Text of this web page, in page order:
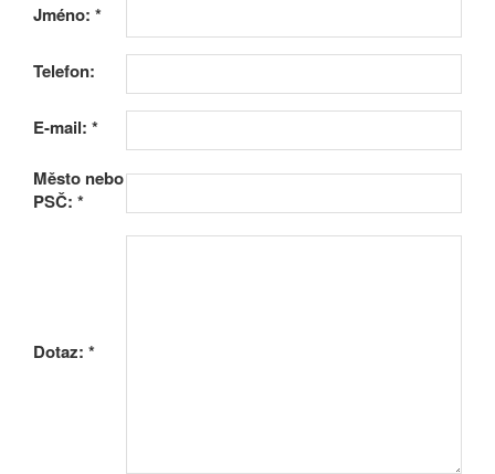
Jméno: *
Telefon:
E-mail: *
Město nebo
PSČ: *
Dotaz: *